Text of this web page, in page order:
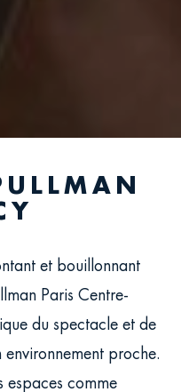
et bouillonnant
Paris Centre-
du spectacle et de
environnement proche.
espaces comme